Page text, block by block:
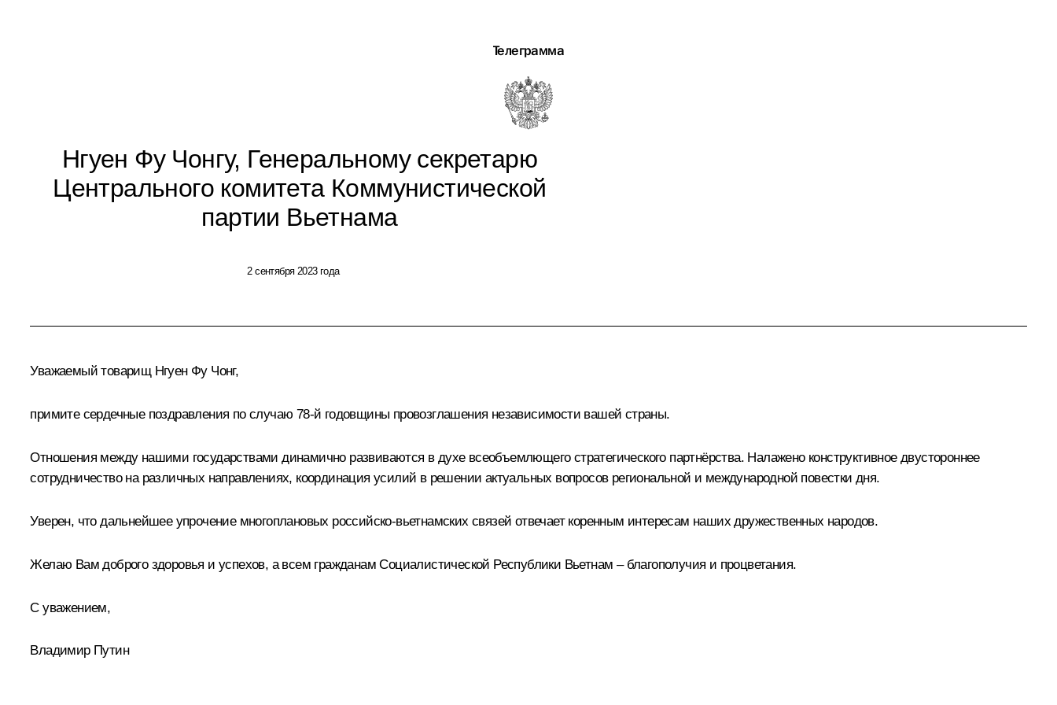
Телеграмма
Нгуен Фу Чонгу, Генеральному секретарю
Центрального комитета Коммунистической
партии Вьетнама
2 сентября 2023 года
Уважаемый товарищ Нгуен Фу Чонг,
примите сердечные поздравления по случаю 78-й годовщины провозглашения независимости вашей страны.
Отношения между нашими государствами динамично развиваются в духе всеобъемлющего стратегического партнёрства. Налажено конструктивное двустороннее
сотрудничество на различных направлениях, координация усилий в решении актуальных вопросов региональной и международной повестки дня.
Уверен, что дальнейшее упрочение многоплановых российско-вьетнамских связей отвечает коренным интересам наших дружественных народов.
Желаю Вам доброго здоровья и успехов, а всем гражданам Социалистической Республики Вьетнам – благополучия и процветания.
С уважением,
Владимир Путин